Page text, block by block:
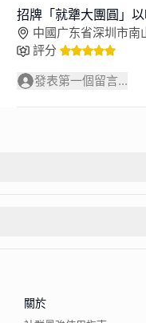
招牌「就犟大團圓」
中國广东省深圳市
評分
發表第一個留言...
關於